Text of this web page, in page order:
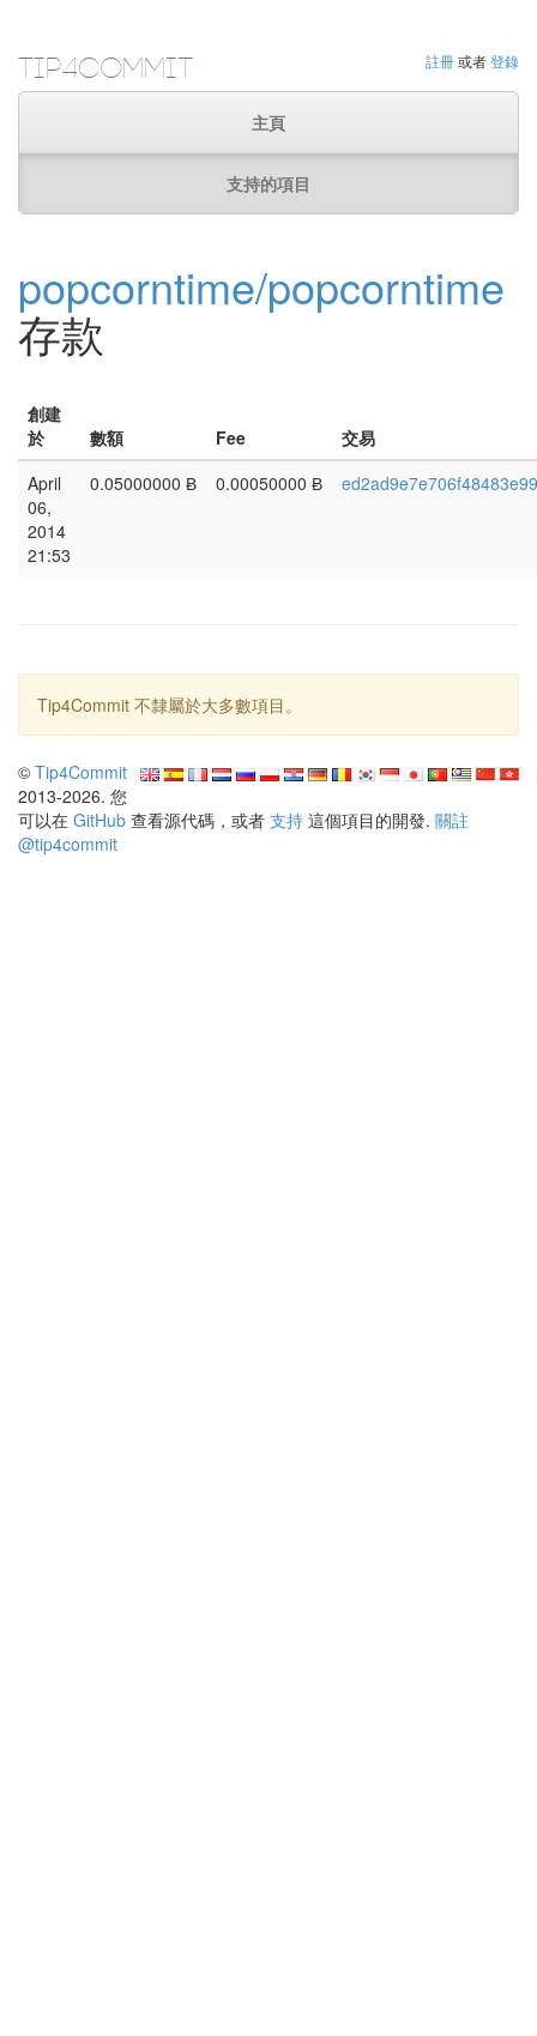
註冊或者登錄
Tip4Commit
主頁
支持的項目
popcorntime/popcorntime
存款
創建
於
數額 Fee
交易
April
06,
2014
21:53
0.05000000 Ƀ 0.00050000 Ƀ
Tip4Commit 不隸屬於大多數項目。
© Tip4Commit
2013-2026. 您
可以在 GitHub 查看源代碼，或者 支持 這個項目的開發. 關註
@tip4commit